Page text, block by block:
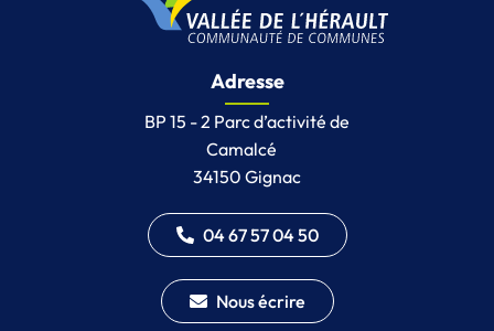
Adresse
BP 15 - 2 Parc d’activité de
Camalcé
34150 Gignac
04 67 57 04 50
Nous écrire